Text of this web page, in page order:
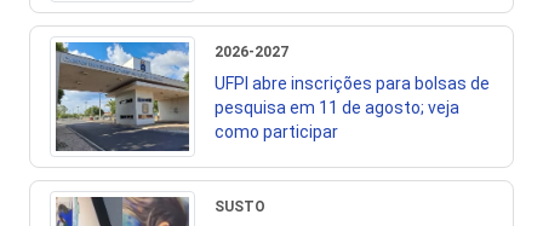
2026-2027
UFPI abre inscrições para bolsas de
pesquisa em 11 de agosto; veja
como participar
SUSTO